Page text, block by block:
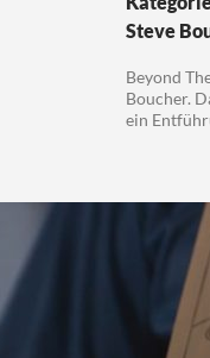
Steve
Beyond
Boucher.
ein